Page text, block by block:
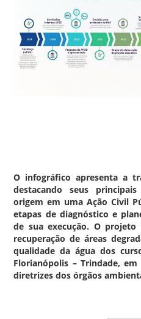
O infográfico apresenta a
destacando seus
origem em uma Ação Civil
etapas de diagnóstico e
de sua execução. O
recuperação de áreas
qualidade da água dos
Florianópolis – Trindade,
diretrizes dos órgãos